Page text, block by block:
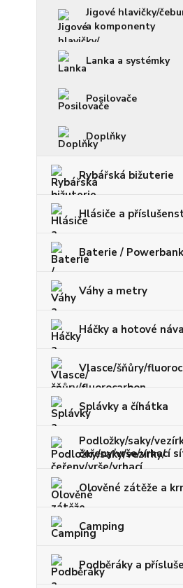
Jigové hlavičky/
a komponenty
Lanka a systémky
Posilovače
Doplňky
Rybářská bižuterie
Hlásiče a
Baterie /
Váhy a metry
Háčky a hotové
Vlasce/šňůry/
Splávky a číhátka
Podložky/saky/
čeřeny/vrše/vrhací
Olověné zátěže a
Camping
Podběráky a